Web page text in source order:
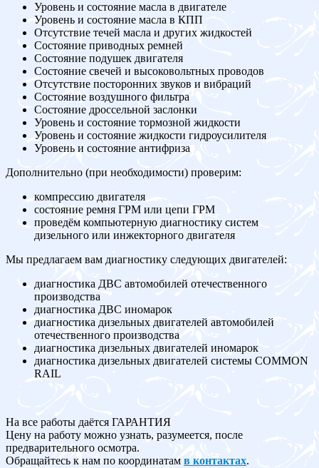
Уровень и состояние масла в двигателе
Уровень и состояние масла в КПП
Отсутствие течей масла и других жидкостей
Состояние приводных ремней
Состояние подушек двигателя
Состояние свечей и высоковольтных проводов
Отсутствие посторонних звуков и вибраций
Состояние воздушного фильтра
Состояние дроссельной заслонки
Уровень и состояние тормозной жидкости
Уровень и состояние жидкости гидроусилителя
Уровень и состояние антифриза
Дополнительно (при необходимости) проверим:
компрессию двигателя
состояние ремня ГРМ или цепи ГРМ
проведём компьютерную диагностику систем
дизельного или инжекторного двигателя
Мы предлагаем вам диагностику следующих двигателей:
диагностика ДВС автомобилей отечественного
производства
диагностика ДВС иномарок
диагностика дизельных двигателей автомобилей
отечественного производства
диагностика дизельных двигателей иномарок
диагностика дизельных двигателей системы COMMON
RAIL
На все работы даётся ГАРАНТИЯ
Цену на работу можно узнать, разумеется, после
предварительного осмотра.
Обращайтесь к нам по координатам в контактах.